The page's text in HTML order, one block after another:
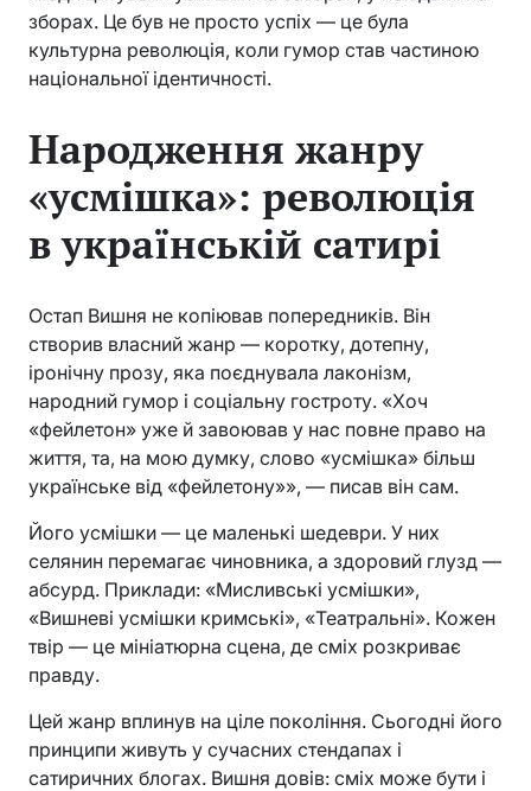
зборах. Це був не просто успіх — це була
культурна революція, коли гумор став частиною
національної ідентичності.
Народження жанру
«усмішка»: революція
в українській сатирі
Остап Вишня не копіював попередників. Він
створив власний жанр — коротку, дотепну,
іронічну прозу, яка поєднувала лаконізм,
народний гумор і соціальну гостроту. «Хоч
«фейлетон» уже й завоював у нас повне право на
життя, та, на мою думку, слово «усмішка» більш
українське від «фейлетону»», — писав він сам.
Його усмішки — це маленькі шедеври. У них
селянин перемагає чиновника, а здоровий глузд —
абсурд. Приклади: «Мисливські усмішки»,
«Вишневі усмішки кримські», «Театральні». Кожен
твір — це мініатюрна сцена, де сміх розкриває
правду.
Цей жанр вплинув на ціле покоління. Сьогодні його
принципи живуть у сучасних стендапах і
сатиричних блогах. Вишня довів: сміх може бути і